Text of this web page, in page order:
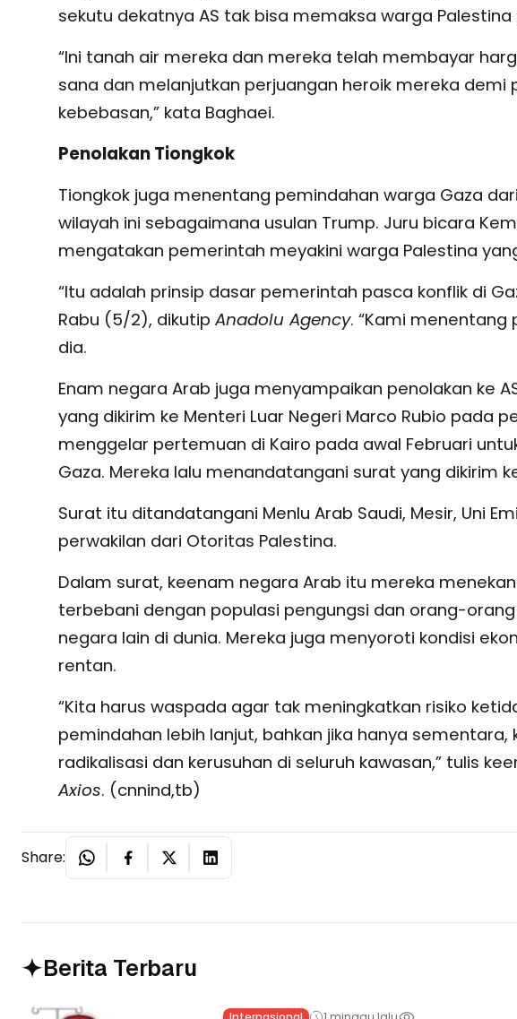
sekutu dekatnya AS tak bisa memaksa warga Palestina
“Ini tanah air mereka dan mereka telah membayar
sana dan melanjutkan perjuangan heroik mereka demi
kebebasan,” kata Baghaei.
Penolakan Tiongkok
Tiongkok juga menentang pemindahan warga Gaza
wilayah ini sebagaimana usulan Trump. Juru bicara
mengatakan pemerintah meyakini warga Palestina
“Itu adalah prinsip dasar pemerintah pasca konflik di
Rabu (5/2), dikutip Anadolu Agency. “Kami menentang
dia.
Enam negara Arab juga menyampaikan penolakan ke
yang dikirim ke Menteri Luar Negeri Marco Rubio pada
menggelar pertemuan di Kairo pada awal Februari
Gaza. Mereka lalu menandatangani surat yang dikirim
Surat itu ditandatangani Menlu Arab Saudi, Mesir, Uni
perwakilan dari Otoritas Palestina.
Dalam surat, keenam negara Arab itu mereka
terbebani dengan populasi pengungsi dan orang-
negara lain di dunia. Mereka juga menyoroti kondisi
rentan.
“Kita harus waspada agar tak meningkatkan risiko
pemindahan lebih lanjut, bahkan jika hanya sementara,
radikalisasi dan kerusuhan di seluruh kawasan,” tulis
Axios. (cnnind,tb)
Share:
Berita Terbaru